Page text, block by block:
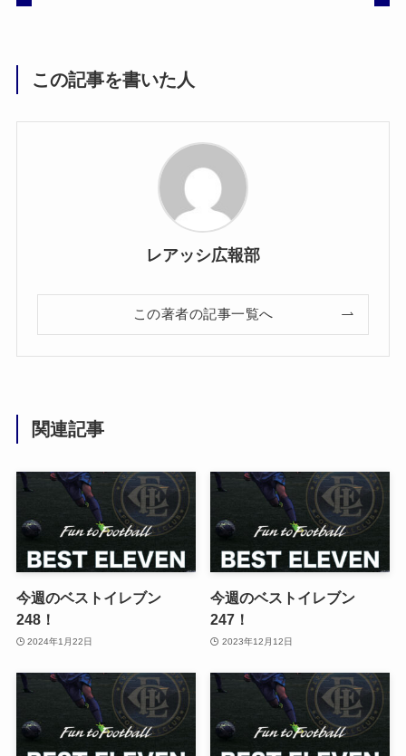
この記事を書いた人
レアッシ広報部
この著者の記事一覧へ
関連記事
今週のベストイレブン
248！
2024年1月22日
今週のベストイレブン
247！
2023年12月12日